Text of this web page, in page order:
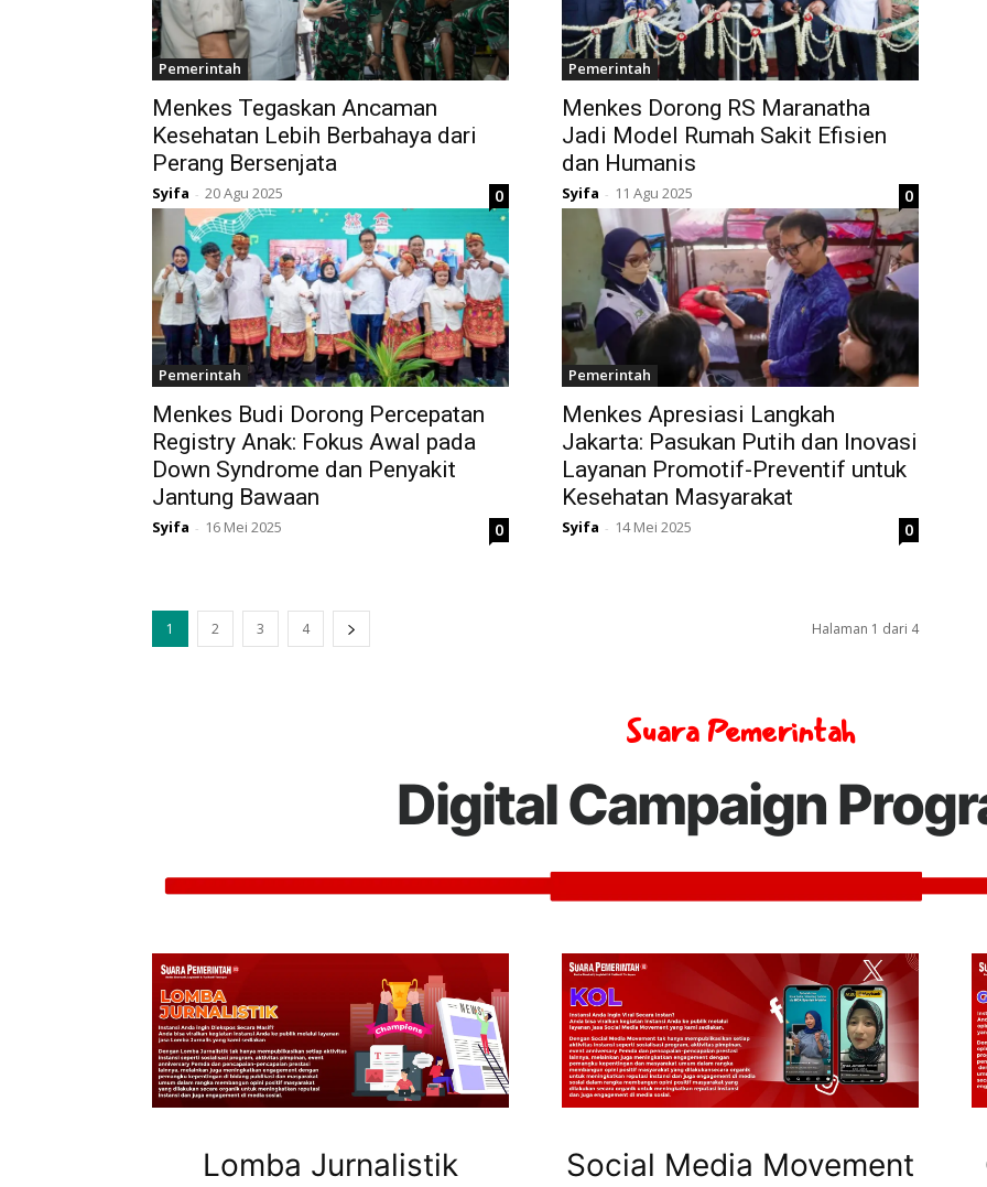
Pemerintah
Menkes Tegaskan Ancaman
Kesehatan Lebih Berbahaya dari
Perang Bersenjata
Syifa - 20 Agu 2025 0
Pemerintah
Menkes Dorong RS Maranatha
Jadi Model Rumah Sakit Efisien
dan Humanis
Syifa - 11 Agu 2025 0
Pemerintah
Menkes Budi Dorong Percepatan
Registry Anak: Fokus Awal pada
Down Syndrome dan Penyakit
Jantung Bawaan
Syifa - 16 Mei 2025 0
Pemerintah
Menkes Apresiasi Langkah
Jakarta: Pasukan Putih dan Inovasi
Layanan Promotif-Preventif untuk
Kesehatan Masyarakat
Syifa - 14 Mei 2025 0
1 2 3 4 Halaman 1 dari 4
Suara Pemerintah
Digital Campaign
Lomba Jurnalistik Social Media Movement